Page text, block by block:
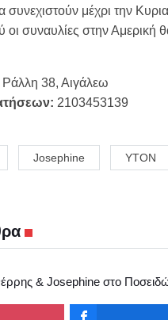
συνεχιστούν μέχρι την
συναυλίες στην Αμερική
Ράλλη 38, Αιγάλεω
2103453139
Josephine YTON
& Josephine στο